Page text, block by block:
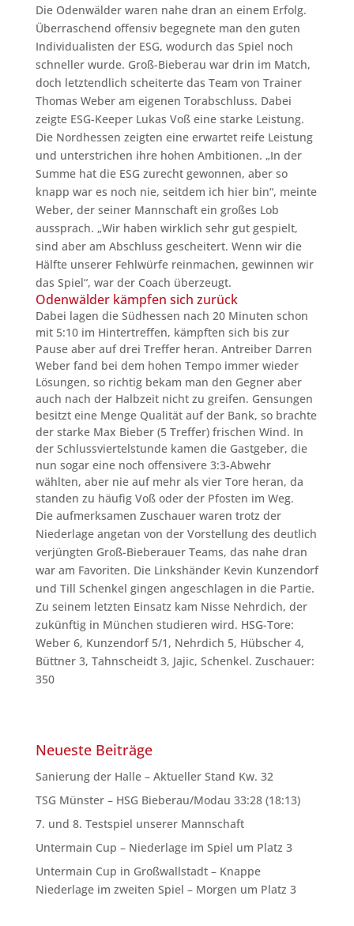
Die Odenwälder waren nahe dran an einem Erfolg.
Überraschend offensiv begegnete man den guten
Individualisten der ESG, wodurch das Spiel noch
schneller wurde. Groß-Bieberau war drin im Match,
doch letztendlich scheiterte das Team von Trainer
Thomas Weber am eigenen Torabschluss. Dabei
zeigte ESG-Keeper Lukas Voß eine starke Leistung.
Die Nordhessen zeigten eine erwartet reife Leistung
und unterstrichen ihre hohen Ambitionen. „In der
Summe hat die ESG zurecht gewonnen, aber so
knapp war es noch nie, seitdem ich hier bin“, meinte
Weber, der seiner Mannschaft ein großes Lob
aussprach. „Wir haben wirklich sehr gut gespielt,
sind aber am Abschluss gescheitert. Wenn wir die
Hälfte unserer Fehlwürfe reinmachen, gewinnen wir
das Spiel“, war der Coach überzeugt.
Odenwälder kämpfen sich zurück
Dabei lagen die Südhessen nach 20 Minuten schon
mit 5:10 im Hintertreffen, kämpften sich bis zur
Pause aber auf drei Treffer heran. Antreiber Darren
Weber fand bei dem hohen Tempo immer wieder
Lösungen, so richtig bekam man den Gegner aber
auch nach der Halbzeit nicht zu greifen. Gensungen
besitzt eine Menge Qualität auf der Bank, so brachte
der starke Max Bieber (5 Treffer) frischen Wind. In
der Schlussviertelstunde kamen die Gastgeber, die
nun sogar eine noch offensivere 3:3-Abwehr
wählten, aber nie auf mehr als vier Tore heran, da
standen zu häufig Voß oder der Pfosten im Weg.
Die aufmerksamen Zuschauer waren trotz der
Niederlage angetan von der Vorstellung des deutlich
verjüngten Groß-Bieberauer Teams, das nahe dran
war am Favoriten. Die Linkshänder Kevin Kunzendorf
und Till Schenkel gingen angeschlagen in die Partie.
Zu seinem letzten Einsatz kam Nisse Nehrdich, der
zukünftig in München studieren wird. HSG-Tore:
Weber 6, Kunzendorf 5/1, Nehrdich 5, Hübscher 4,
Büttner 3, Tahnscheidt 3, Jajic, Schenkel. Zuschauer:
350
Neueste Beiträge
Sanierung der Halle – Aktueller Stand Kw. 32
TSG Münster – HSG Bieberau/Modau 33:28 (18:13)
7. und 8. Testspiel unserer Mannschaft
Untermain Cup – Niederlage im Spiel um Platz 3
Untermain Cup in Großwallstadt – Knappe
Niederlage im zweiten Spiel – Morgen um Platz 3